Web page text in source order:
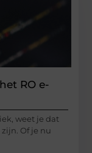
RO e-
weet je dat
Of je nu